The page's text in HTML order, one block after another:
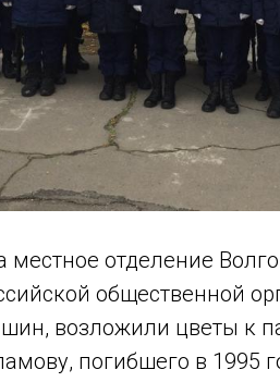
местное отделение
общественной
возложили цветы к
погибшего в 1995